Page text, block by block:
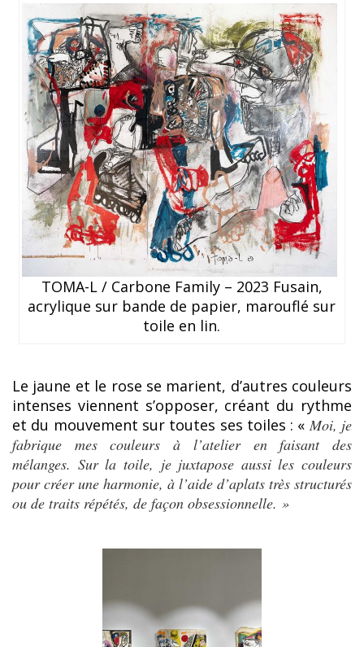
TOMA-L / Carbone Family – 2023 Fusain,
acrylique sur bande de papier, marouflé sur
toile en lin.
Le jaune et le rose se marient, d’autres couleurs
intenses viennent s’opposer, créant du rythme
et du mouvement sur toutes ses toiles : « Moi, je
fabrique mes couleurs à l’atelier en faisant des
mélanges. Sur la toile, je juxtapose aussi les couleurs
pour créer une harmonie, à l’aide d’aplats très structurés
ou de traits répétés, de façon obsessionnelle. »